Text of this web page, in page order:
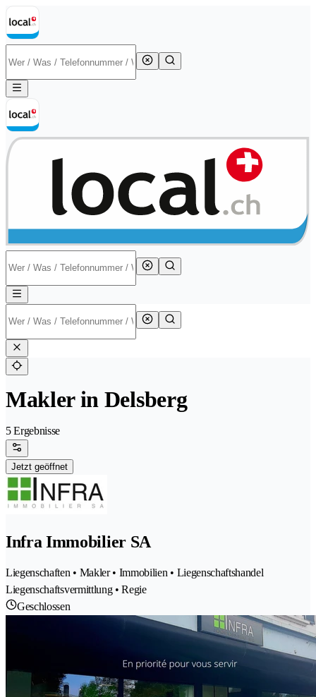
Makler in Delsberg
5 Ergebnisse
Jetzt geöffnet
Infra Immobilier SA
Liegenschaften • Makler • Immobilien • Liegenschaftshandel
Liegenschaftsvermittlung • Regie
Geschlossen